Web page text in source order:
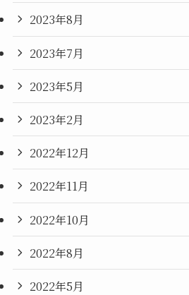
2023年8月
2023年7月
2023年5月
2023年2月
2022年12月
2022年11月
2022年10月
2022年8月
2022年5月